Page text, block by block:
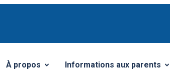
À propos
Ouvrir/Fermer le sous-menuInformations aux parents
Ouvrir/Fermer le sous-menu